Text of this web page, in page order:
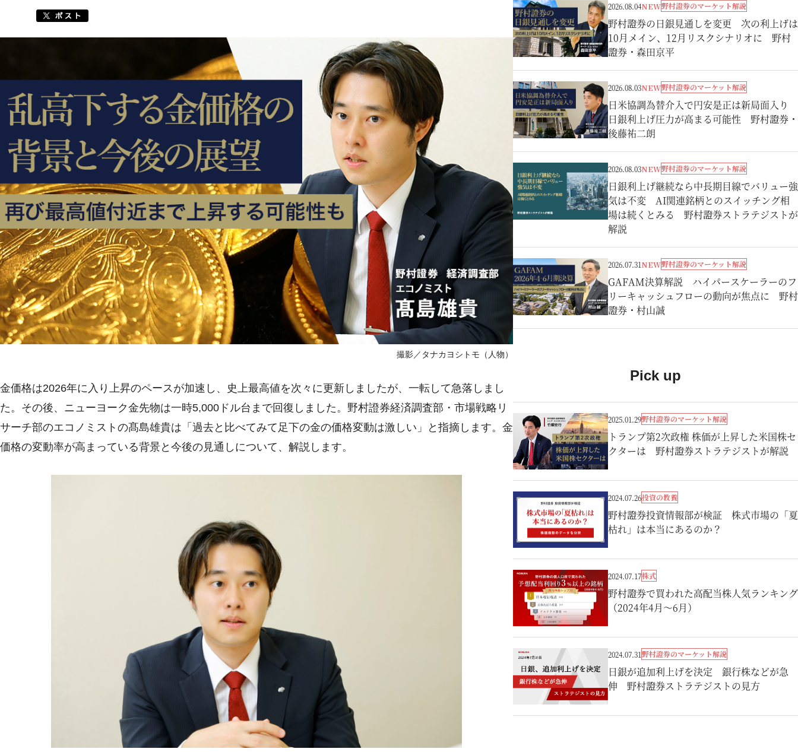
撮影／タナカヨシトモ（人物）
金価格は2026年に入り上昇のペースが加速し、史上最高値を次々に更新しましたが、一転して急落しまし
た。その後、ニューヨーク金先物は一時5,000ドル台まで回復しました。野村證券経済調査部・市場戦略リ
サーチ部のエコノミストの髙島雄貴は「過去と比べてみて足下の金の価格変動は激しい」と指摘します。金
価格の変動率が高まっている背景と今後の見通しについて、解説します。
2026.08.04NEW野村證券のマーケット解説
野村證券の日銀見通しを変更 次の利上げは
10月メイン、12月リスクシナリオに 野村
證券・森田京平
2026.08.03NEW野村證券のマーケット解説
日米協調為替介入で円安是正は新局面入り
日銀利上げ圧力が高まる可能性 野村證券・
後藤祐二朗
2026.08.03NEW野村證券のマーケット解説
日銀利上げ継続なら中長期目線でバリュー強
気は不変 AI関連銘柄とのスイッチング相
場は続くとみる 野村證券ストラテジストが
解説
2026.07.31NEW野村證券のマーケット解説
GAFAM決算解説 ハイパースケーラーのフ
リーキャッシュフローの動向が焦点に 野村
證券・村山誠
Pick up
2025.01.29野村證券のマーケット解説
トランプ第2次政権 株価が上昇した米国株セ
クターは 野村證券ストラテジストが解説
2024.07.26投資の教養
野村證券投資情報部が検証 株式市場の「夏
枯れ」は本当にあるのか？
2024.07.17株式
野村證券で買われた高配当株人気ランキング
（2024年4月～6月）
2024.07.31野村證券のマーケット解説
日銀が追加利上げを決定 銀行株などが急
伸 野村證券ストラテジストの見方